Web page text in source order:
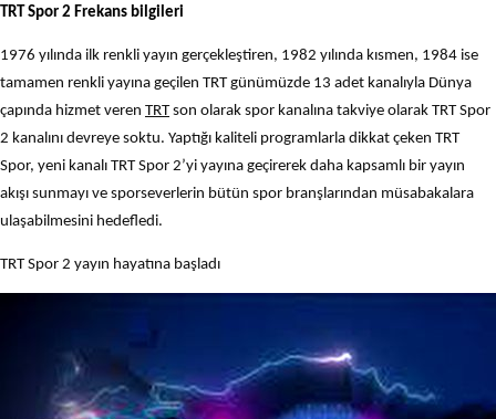
TRT Spor 2 Frekans bilgileri
1976 yılında ilk renkli yayın gerçekleştiren, 1982 yılında kısmen, 1984 ise
tamamen renkli yayına geçilen TRT günümüzde 13 adet kanalıyla Dünya
çapında hizmet veren TRTson olarak spor kanalına takviye olarak TRT Spor
2 kanalını devreye soktu. Yaptığı kaliteli programlarla dikkat çeken TRT
Spor, yeni kanalı TRT Spor 2’yi yayına geçirerek daha kapsamlı bir yayın
akışı sunmayı ve sporseverlerin bütün spor branşlarından müsabakalara
ulaşabilmesini hedefledi.
TRT Spor 2 yayın hayatına başladı